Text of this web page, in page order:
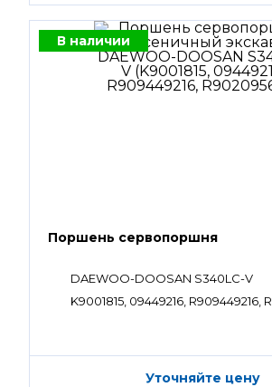
В наличии
Поршень сервопоршня
DAEWOO-DOOSAN S340LC-V
K9001815, 09449216, R909449216,
Уточняйте цену